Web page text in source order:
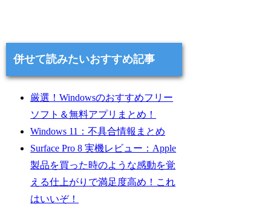
併せて読みたいおすすめ記事
厳選！Windowsのおすすめフリー
ソフト＆無料アプリまとめ！
Windows 11：不具合情報まとめ
Surface Pro 8 実機レビュー：Apple
製品を買った時のような感動を覚
える仕上がりで満足度高め！これ
はいいぞ！